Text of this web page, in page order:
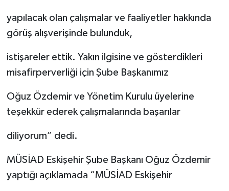
yapılacak olan çalışmalar ve faaliyetler hakkında
görüş alışverişinde bulunduk,
istişareler ettik. Yakın ilgisine ve gösterdikleri
misafirperverliği için Şube Başkanımız
Oğuz Özdemir ve Yönetim Kurulu üyelerine
teşekkür ederek çalışmalarında başarılar
diliyorum” dedi.
MÜSİAD Eskişehir Şube Başkanı Oğuz Özdemir
yaptığı açıklamada “MÜSİAD Eskişehir